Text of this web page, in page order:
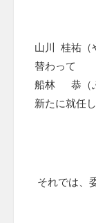
山川 桂祐（
替わって
船林 恭（
新たに就任
それでは、